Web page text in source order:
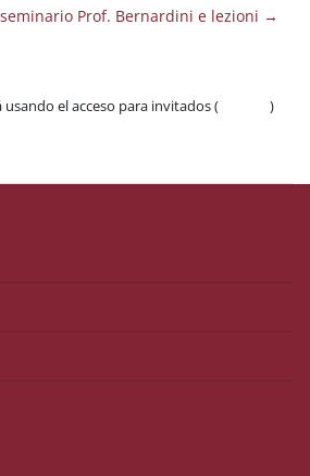
seminario Prof. Bernardini e lezioni →
el acceso para invitados (
)